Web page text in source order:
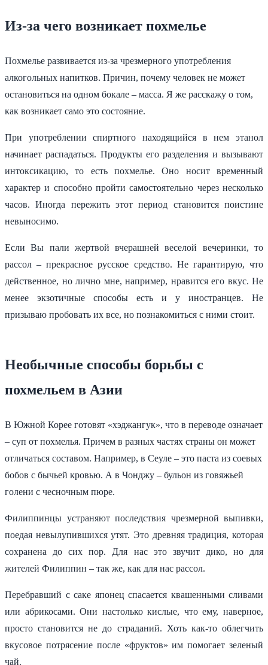
Из-за чего возникает похмелье
Похмелье развивается из-за чрезмерного употребления
алкогольных напитков. Причин, почему человек не может
остановиться на одном бокале – масса. Я же расскажу о том,
как возникает само это состояние.
При употреблении спиртного находящийся в нем этанол
начинает распадаться. Продукты его разделения и вызывают
интоксикацию, то есть похмелье. Оно носит временный
характер и способно пройти самостоятельно через несколько
часов. Иногда пережить этот период становится поистине
невыносимо.
Если Вы пали жертвой вчерашней веселой вечеринки, то
рассол – прекрасное русское средство. Не гарантирую, что
действенное, но лично мне, например, нравится его вкус. Не
менее экзотичные способы есть и у иностранцев. Не
призываю пробовать их все, но познакомиться с ними стоит.
Необычные способы борьбы с
похмельем в Азии
В Южной Корее готовят «хэджангук», что в переводе означает
– суп от похмелья. Причем в разных частях страны он может
отличаться составом. Например, в Сеуле – это паста из соевых
бобов с бычьей кровью. А в Чонджу – бульон из говяжьей
голени с чесночным пюре.
Филиппинцы устраняют последствия чрезмерной выпивки,
поедая невылупившихся утят. Это древняя традиция, которая
сохранена до сих пор. Для нас это звучит дико, но для
жителей Филиппин – так же, как для нас рассол.
Перебравший с саке японец спасается квашенными сливами
или абрикосами. Они настолько кислые, что ему, наверное,
просто становится не до страданий. Хоть как-то облегчить
вкусовое потрясение после «фруктов» им помогает зеленый
чай.